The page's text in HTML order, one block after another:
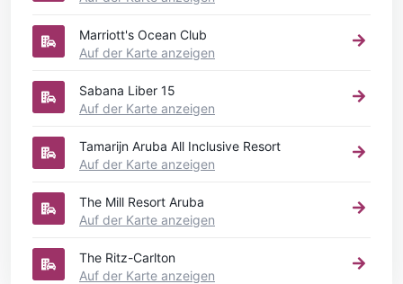
Marriott's Ocean Club
Auf der Karte anzeigen
Sabana Liber 15
Auf der Karte anzeigen
Tamarijn Aruba All Inclusive Resort
Auf der Karte anzeigen
The Mill Resort Aruba
Auf der Karte anzeigen
The Ritz-Carlton
Auf der Karte anzeigen